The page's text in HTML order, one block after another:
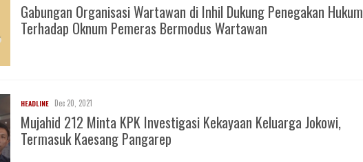
Gabungan Organisasi Wartawan di Inhil Dukung Penegakan Hukum
Terhadap Oknum Pemeras Bermodus Wartawan
HEADLINE Dec 20, 2021
Mujahid 212 Minta KPK Investigasi Kekayaan Keluarga Jokowi,
Termasuk Kaesang Pangarep